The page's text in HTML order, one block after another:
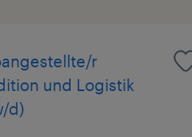
r
und Logistik
d)